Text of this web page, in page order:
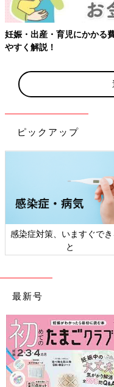
児にかかる費用やもらえる
ピックアップ
策、いますぐできるこ
最新号